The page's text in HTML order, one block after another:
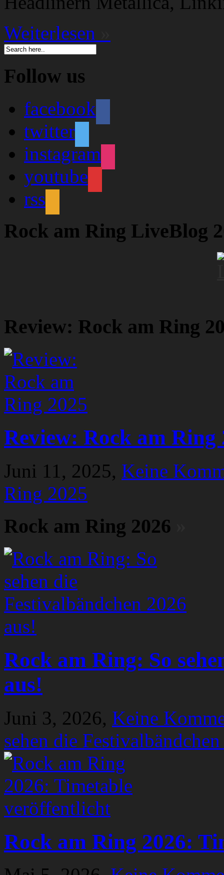
Weiterlesen
Follow us
facebook
twitter
instagram
youtube
rss
Rock am Ring LiveBlog
Review: Rock am Ring
Review: Rock am Ring
Juni 11, 2025, Keine
Ring 2025
Rock am Ring 2026
Rock am Ring: So
aus!
Juni 3, 2026, Keine
sehen die
Rock am Ring 2026: